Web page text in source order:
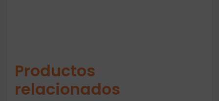
Productos
relacionados